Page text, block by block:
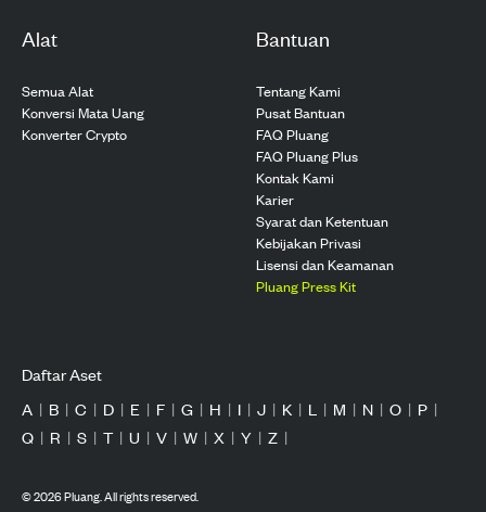
Alat
Semua Alat
Konversi Mata Uang
Konverter Crypto
Bantuan
Tentang Kami
Pusat Bantuan
FAQ Pluang
FAQ Pluang Plus
Kontak Kami
Karier
Syarat dan Ketentuan
Kebijakan Privasi
Lisensi dan Keamanan
Pluang Press Kit
Daftar Aset
A | B | C | D | E | F | G | H | I | J | K | L | M | N | O | P |
Q | R | S | T | U | V | W | X | Y | Z |
©2026Pluang. All rights reserved.